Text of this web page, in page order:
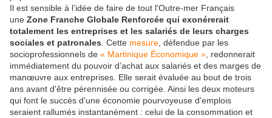
Il est sensible à l’idée de faire de tout l'Outre-mer Français
une Zone Franche Globale Renforcée qui exonérerait
totalement les entreprises et les salariés de leurs charges
sociales et patronales . Cette mesure , défendue par les
socioprofessionnels de « Martinique Économique » , redonnerait
immédiatement du pouvoir d’achat aux salariés et des marges de
manœuvre aux entreprises. Elle serait évaluée au bout de trois
ans avant d'être pérennisée ou corrigée. Ainsi les deux moteurs
qui font le succès d’une économie pourvoyeuse d'emplois
seraient rallumés instantanément : celui de la consommation et